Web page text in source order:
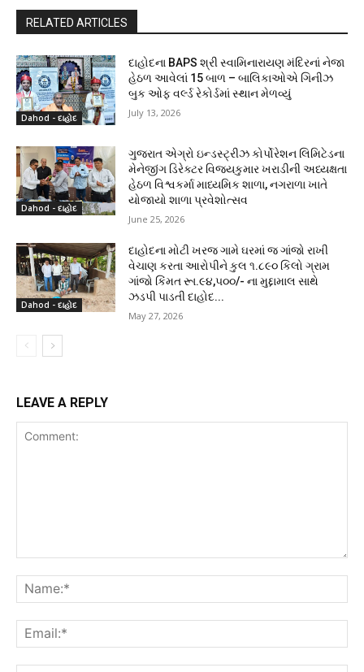
RELATED ARTICLES
Dahod - દાહોદ
દાહોદના BAPS શ્રી સ્વામિનારાયણ મંદિરનાં નેજા
હેઠળ આવેલાં 15 બાળ – બાલિકાઓએ ગિનીઝ
બુક ઓફ વર્લ્ડ રેકોર્ડમાં સ્થાન મેળવ્યું
July 13, 2026
Dahod - દાહોદ
ગુજરાત એગ્રો ઇન્ડસ્ટ્રીઝ કોર્પોરેશન લિમિટેડના
મેનેજીંગ ડિરેક્ટર વિજયકુમાર ખરાડીની અધ્યક્ષતા
હેઠળ વિશ્વકર્મા માધ્યમિક શાળા, નગરાળા ખાતે
યોજાયો શાળા પ્રવેશોત્સવ
June 25, 2026
Dahod - દાહોદ
દાહોદના મોટી ખરજ ગામે ઘરમાં જ ગાંજો રાખી
વેચાણ કરતા આરોપીને કુલ ૧.૮૯૦ કિલો ગ્રામ
ગાંજો કિંમત રૂા.૯૪,૫૦૦/- ના મુદ્દામાલ સાથે
ઝડપી પાડતી દાહોદ...
May 27, 2026
LEAVE A REPLY